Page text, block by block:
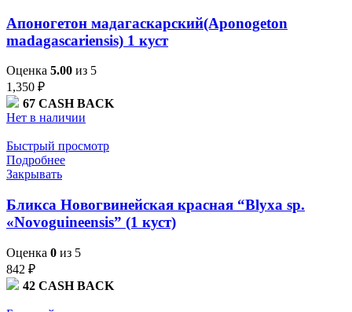
Апоногетон мадагаскарский(Aponogeton
madagascariensis) 1 куст
Оценка 5.00 из 5
1,350 ₽
67 CASH BACK
Нет в наличии
Быстрый просмотр
Подробнее
Закрывать
Бликса Новогвинейская красная “Blyxa sp.
«Novoguineensis” (1 куст)
Оценка 0 из 5
842 ₽
42 CASH BACK